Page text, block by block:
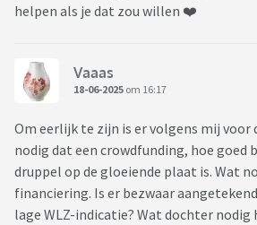
helpen als je dat zou willen ❤️
Vaaas
18-06-2025 om 16:17
Om eerlijk te zijn is er volgens mij voor
nodig dat een crowdfunding, hoe goed
druppel op de gloeiende plaat is. Wat
financiering. Is er bezwaar
lage WLZ-indicatie? Wat dochter nodig